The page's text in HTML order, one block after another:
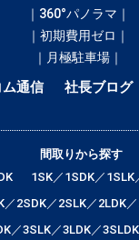
｜360°パノラマ｜
｜初期費用ゼロ｜
｜月極駐車場｜
ム通信 社長ブログ
間取りから探す
1SK／1SDK／1SLK
／2SDK／2SLK／2LDK
／3SLK／3LDK／3SLDK